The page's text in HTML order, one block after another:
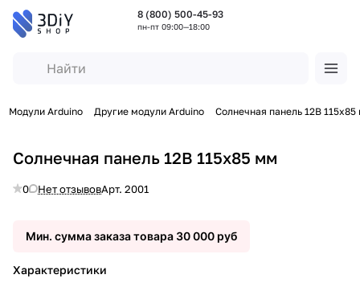
8 (800) 500-45-93
пн-пт 09:00—18:00
Модули Arduino Другие модули Arduino Солнечная панель 12В
Солнечная панель 12В 115x85 мм
0 Нет отзывовАрт. 2001
Мин. сумма заказа товара 30 000 руб
Характеристики